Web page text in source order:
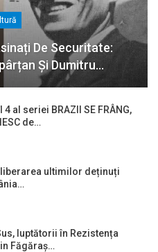
De Securitate:
Și Dumitru…
al seriei BRAZII SE FRÂNG,
de…
ultimilor deținuți
luptătorii în Rezistența
Făgăraș…